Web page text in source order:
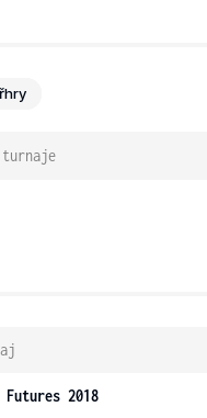
Futures 2018